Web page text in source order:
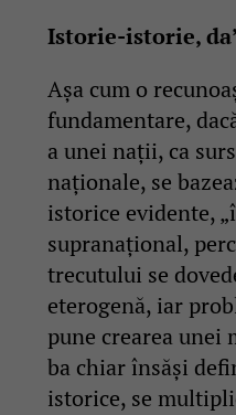
Istorie-istorie, da’
Așa cum o
fundamentare,
a unei nații, ca
naționale, se
istorice evidente,
supranațional,
trecutului se
eterogenă, iar
pune crearea unei
ba chiar însăși
istorice, se